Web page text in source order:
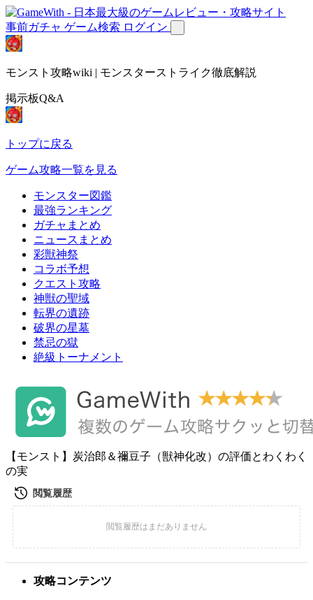
事前ガチャ ゲーム検索 ログイン
モンスト攻略wiki | モンスターストライク徹底解説
掲示板Q&A
トップに戻る
ゲーム攻略一覧を見る
モンスター図鑑
最強ランキング
ガチャまとめ
ニュースまとめ
彩獣神祭
コラボ予想
クエスト攻略
神獣の聖域
転界の遺跡
破界の星墓
禁忌の獄
絶級トーナメント
【モンスト】炭治郎＆禰豆子（獣神化改）の評価とわくわく
の実
攻略コンテンツ